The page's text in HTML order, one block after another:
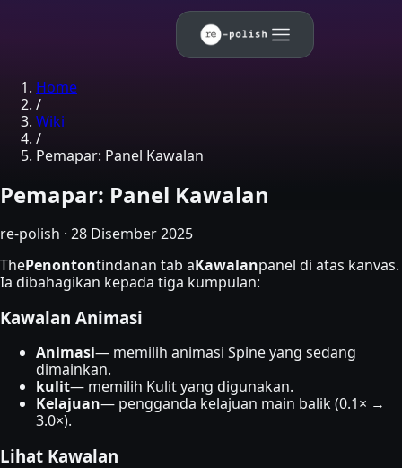
Home
/
Wiki
/
Pemapar: Panel Kawalan
Pemapar: Panel Kawalan
re-polish · 28 Disember 2025
ThePenontontindanan tab aKawalanpanel di atas kanvas.
Ia dibahagikan kepada tiga kumpulan:
Kawalan Animasi
Animasi— memilih animasi Spine yang sedang
dimainkan.
kulit— memilih Kulit yang digunakan.
Kelajuan— pengganda kelajuan main balik (0.1× →
3.0×).
Lihat Kawalan